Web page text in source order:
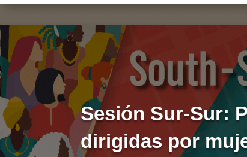
Sesión Sur-Sur:
dirigidas por